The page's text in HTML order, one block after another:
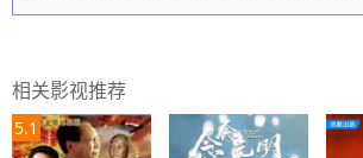
相关影视推荐
5.1